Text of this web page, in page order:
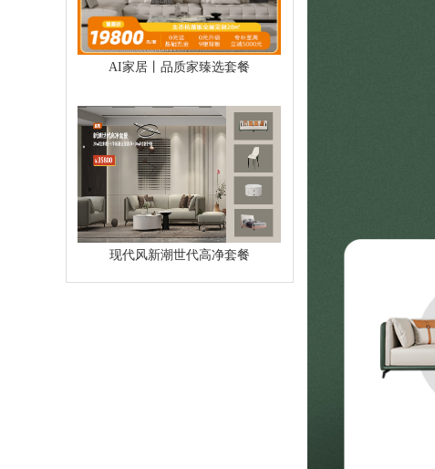
AI家居丨品质家臻选套餐
现代风新潮世代高净套餐